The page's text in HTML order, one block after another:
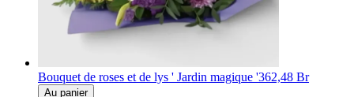
Bouquet de roses et de lys ' Jardin magique '362,48 Br
Au panier